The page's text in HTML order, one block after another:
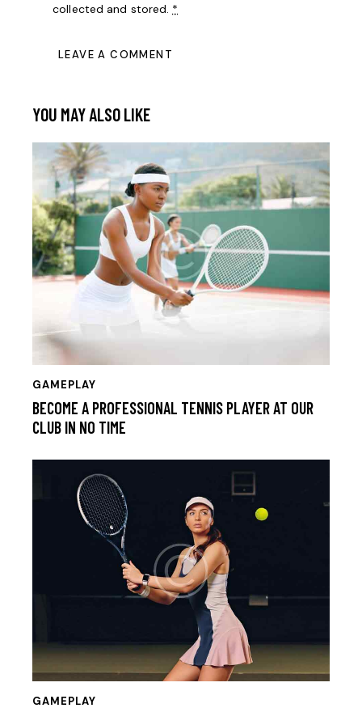
collected and stored. *
YOU MAY ALSO LIKE
GAMEPLAY
BECOME A PROFESSIONAL TENNIS PLAYER AT OUR
CLUB IN NO TIME
GAMEPLAY